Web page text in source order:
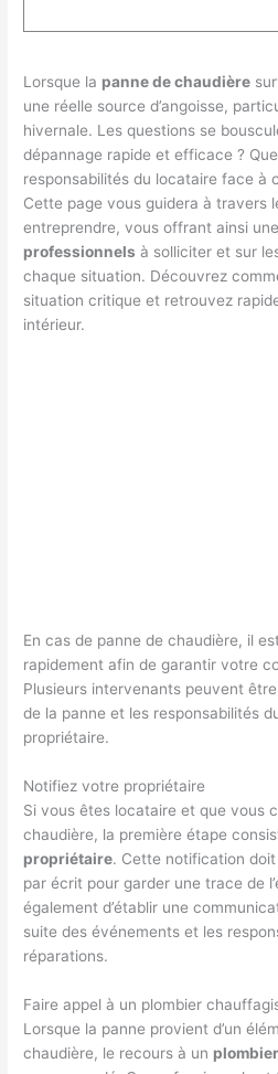
Lorsque la panne de chaudière
une réelle source d’angoisse,
hivernale. Les questions se
dépannage rapide et efficace ?
responsabilités du locataire face à
Cette page vous guidera à travers
entreprendre, vous offrant ainsi
professionnels à solliciter et sur
chaque situation. Découvrez
situation critique et retrouvez
intérieur.
En cas de panne de chaudière, il
rapidement afin de garantir votre
Plusieurs intervenants peuvent
de la panne et les responsabilités
propriétaire.
Notifiez votre propriétaire
Si vous êtes locataire et que vous
chaudière, la première étape
propriétaire. Cette notification
par écrit pour garder une trace de
également d’établir une
suite des événements et les
réparations.
Faire appel à un plombier
Lorsque la panne provient d’un
chaudière, le recours à un